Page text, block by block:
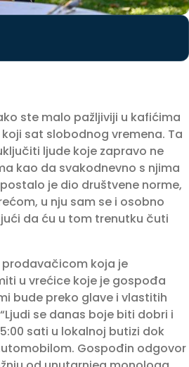
ste malo pažljiviji u kafićima
sat slobodnog vremena. Ta
ljude koje zapravo ne
kao da svakodnevno s njima
je dio društvene norme,
u nju sam se i osobno
da ću u tom trenutku čuti
koja je
u vrećice koje je gospođa
bude preko glave i vlastitih
se danas boje biti dobri i
sati u lokalnoj butizi dok
Gospođin odgovor